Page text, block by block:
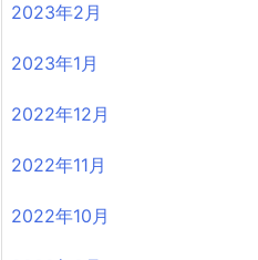
2023年2月
2023年1月
2022年12月
2022年11月
2022年10月